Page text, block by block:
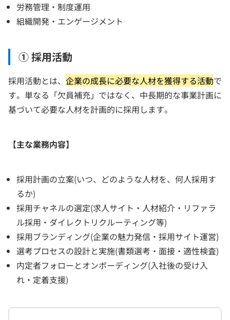
労務管理・制度運用
組織開発・エンゲージメント
① 採用活動
採用活動とは、 企業の成長に必要な人材を獲得する活動で
す。単なる「欠員補充」ではなく、中長期的な事業計画に
基づいて必要な人材を計画的に採用します。
【主な業務内容】
採用計画の立案(いつ、どのような人材を、何人採用す
るか)
採用チャネルの選定(求人サイト・人材紹介・リファラ
ル採用・ダイレクトリクルーティング等)
採用ブランディング(企業の魅力発信・採用サイト運営)
選考プロセスの設計と実施(書類選考・面接・適性検査)
内定者フォローとオンボーディング(入社後の受け入
れ・定着支援)